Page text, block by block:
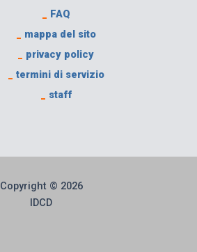
FAQ
mappa del sito
privacy policy
termini di servizio
staff
Copyright © 2026
IDCD